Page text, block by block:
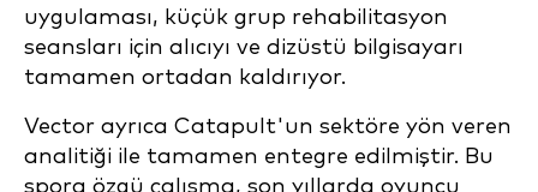
uygulaması, küçük grup rehabilitasyon
seansları için alıcıyı ve dizüstü bilgisayarı
tamamen ortadan kaldırıyor.
Vector ayrıca Catapult'un sektöre yön veren
analitiği ile tamamen entegre edilmiştir. Bu
spora özgü çalışma, son yıllarda oyuncu